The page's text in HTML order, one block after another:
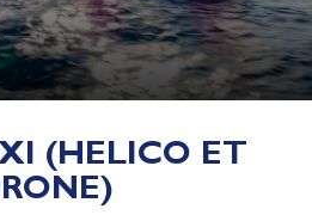
(HELICO ET